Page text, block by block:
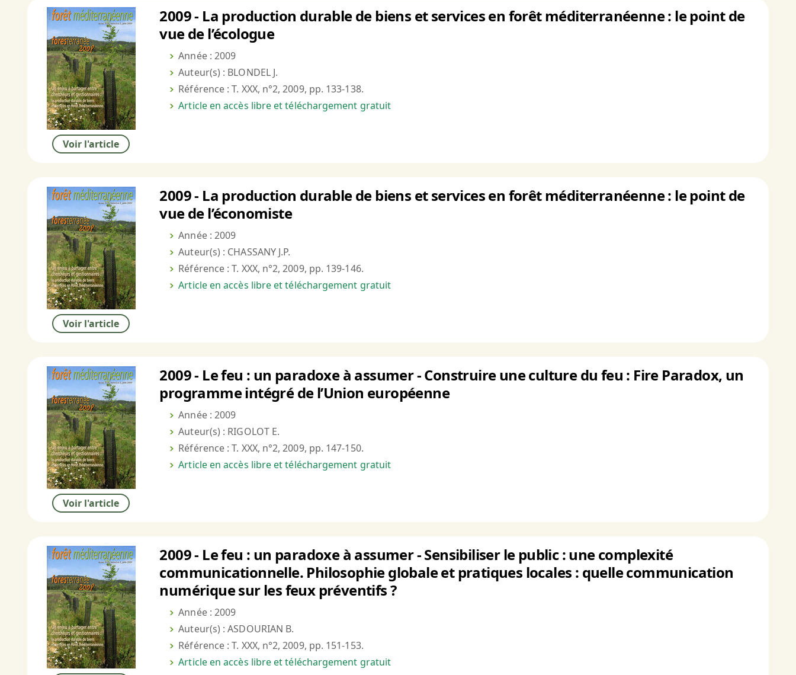
Voir l'article
2009 - La production durable de biens et services en forêt méditerranéenne : le point de
vue de l’écologue
Année : 2009
Auteur(s) : BLONDEL J.
Référence : T. XXX, n°2, 2009, pp. 133-138.
Article en accès libre et téléchargement gratuit
Voir l'article
2009 - La production durable de biens et services en forêt méditerranéenne : le point de
vue de l’économiste
Année : 2009
Auteur(s) : CHASSANY J.P.
Référence : T. XXX, n°2, 2009, pp. 139-146.
Article en accès libre et téléchargement gratuit
Voir l'article
2009 - Le feu : un paradoxe à assumer - Construire une culture du feu : Fire Paradox, un
programme intégré de l’Union européenne
Année : 2009
Auteur(s) : RIGOLOT E.
Référence : T. XXX, n°2, 2009, pp. 147-150.
Article en accès libre et téléchargement gratuit
2009 - Le feu : un paradoxe à assumer - Sensibiliser le public : une complexité
communicationnelle. Philosophie globale et pratiques locales : quelle communication
numérique sur les feux préventifs ?
Année : 2009
Auteur(s) : ASDOURIAN B.
Référence : T. XXX, n°2, 2009, pp. 151-153.
Article en accès libre et téléchargement gratuit